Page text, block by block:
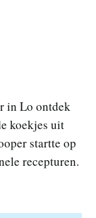
in Lo ontdek
koekjes uit
startte op
recepturen.